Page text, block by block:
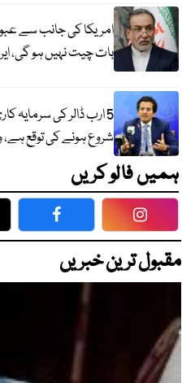
امریکا کی جانب سے
بات چیت نہیں ہو گی،
5 ارب ڈالر کی سرمایہ
شروع ہونے کی توقع ہے،
ہمیں فالو کریں
Facebook
مقبول ترین خبریں